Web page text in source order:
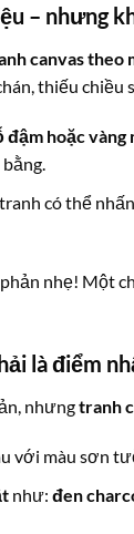
– nhưng
canvas theo
thiếu chiều
đậm hoặc vàng
có thể
nhẹ! Một
là điểm
nhưngtranh
với màu sơn
như: đen